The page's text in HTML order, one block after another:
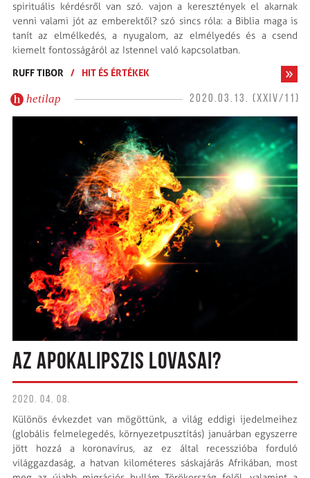
spirituális kérdésről van szó. vajon a keresztények el akarnak
venni valami jót az emberektől? szó sincs róla: a Biblia maga is
tanít az elmélkedés, a nyugalom, az elmélyedés és a csend
kiemelt fontosságáról az Istennel való kapcsolatban.
RUFF TIBOR
/ HIT ÉS ÉRTÉKEK
hetilap 2020.03.13. (XXIV/11)
AZ APOKALIPSZIS LOVASAI?
2020. 04. 08.
Különös évkezdet van mögöttünk, a világ eddigi ijedelmeihez
(globális felmelegedés, környezetpusztítás) januárban egyszerre
jött hozzá a koronavírus, az ez által recesszióba forduló
világgazdaság, a hatvan kilométeres sáskajárás Afrikában, most